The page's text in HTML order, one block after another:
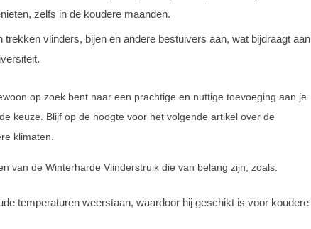
zelfs in de koudere maanden.
vlinders, bijen en andere bestuivers aan, wat bijdraagt aan
op zoek bent naar een prachtige en nuttige toevoeging aan je
keuze. Blijf op de hoogte voor het volgende artikel over de
klimaten.
van de Winterharde Vlinderstruik die van belang zijn, zoals:
temperaturen weerstaan, waardoor hij geschikt is voor koudere